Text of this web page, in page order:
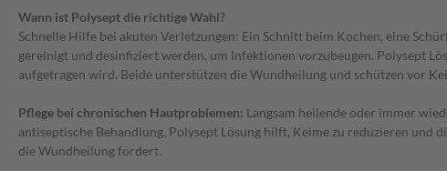
Wann ist Polysept die richtige Wahl?
Schnelle Hilfe bei akuten Verletzungen: Ein Schnitt beim Kochen, eine
gereinigt und desinfiziert werden, um Infektionen vorzubeugen. Polysept
aufgetragen wird. Beide unterstützen die Wundheilung und schützen vor
Pflege bei chronischen Hautproblemen: Langsam heilende oder immer
antiseptische Behandlung. Polysept Lösung hilft, Keime zu reduzieren und
die Wundheilung fördert.